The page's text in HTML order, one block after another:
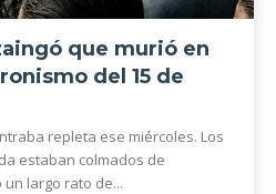
que murió en
del 15 de
repleta ese miércoles. Los
estaban colmados de
largo rato de...